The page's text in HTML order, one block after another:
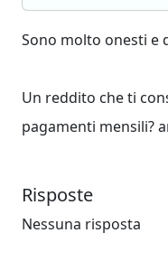
Sono molto onesti e
Un reddito che ti
pagamenti mensili?
Risposte
Nessuna risposta